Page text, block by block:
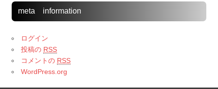
meta information
ログイン
投稿の RSS
コメントの RSS
WordPress.org